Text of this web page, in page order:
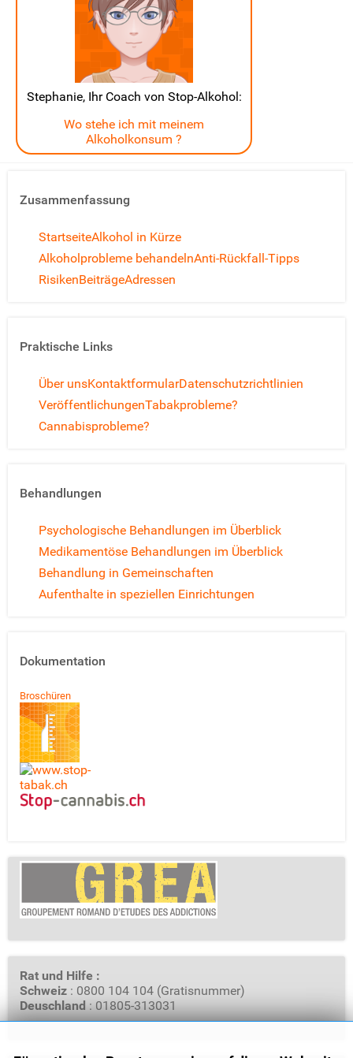
Stephanie, Ihr Coach von Stop-Alkohol:
Wo stehe ich mit meinem
Alkoholkonsum ?
Zusammenfassung
StartseiteAlkohol in Kürze
Alkoholprobleme behandelnAnti-Rückfall-Tipps
RisikenBeiträgeAdressen
Praktische Links
Über unsKontaktformularDatenschutzrichtlinien
VeröffentlichungenTabakprobleme?
Cannabisprobleme?
Behandlungen
Psychologische Behandlungen im Überblick
Medikamentöse Behandlungen im Überblick
Behandlung in Gemeinschaften
Aufenthalte in speziellen Einrichtungen
Dokumentation
Broschüren
Rat und Hilfe :
Schweiz : 0800 104 104 (Gratisnummer)
Deuschland : 01805-313031